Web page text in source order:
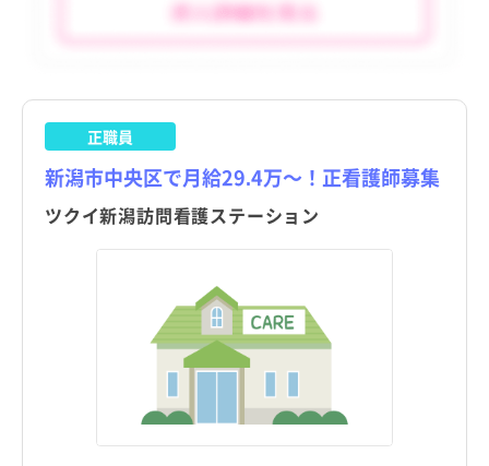
大分県
宮崎県
鹿児島県
正職員
新潟市中央区で月給29.4万～！正看護師募集
ツクイ新潟訪問看護ステーション
大分県
宮崎県
鹿児島県